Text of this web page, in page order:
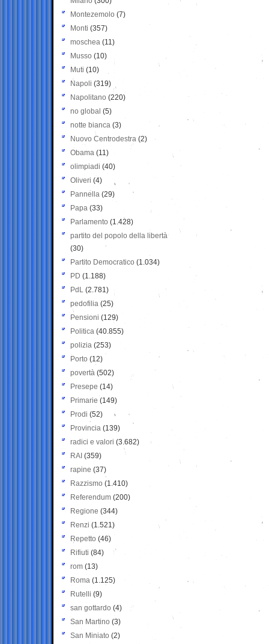
Montezemolo (7)
Monti (357)
moschea (11)
Musso (10)
Muti (10)
Napoli (319)
Napolitano (220)
no global (5)
notte bianca (3)
Nuovo Centrodestra (2)
Obama (11)
olimpiadi (40)
Oliveri (4)
Pannella (29)
Papa (33)
Parlamento (1.428)
partito del popolo della libertà
(30)
Partito Democratico (1.034)
PD (1.188)
PdL (2.781)
pedofilia (25)
Pensioni (129)
Politica (40.855)
polizia (253)
Porto (12)
povertà (502)
Presepe (14)
Primarie (149)
Prodi (52)
Provincia (139)
radici e valori (3.682)
RAI (359)
rapine (37)
Razzismo (1.410)
Referendum (200)
Regione (344)
Renzi (1.521)
Repetto (46)
Rifiuti (84)
rom (13)
Roma (1.125)
Rutelli (9)
san gottardo (4)
San Martino (3)
San Miniato (2)